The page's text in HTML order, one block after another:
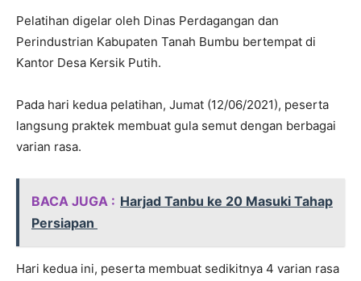
Pelatihan digelar oleh Dinas Perdagangan dan
Perindustrian Kabupaten Tanah Bumbu bertempat di
Kantor Desa Kersik Putih.
Pada hari kedua pelatihan, Jumat (12/06/2021), peserta
langsung praktek membuat gula semut dengan berbagai
varian rasa.
BACA JUGA : Harjad Tanbu ke 20 Masuki Tahap
Persiapan
Hari kedua ini, peserta membuat sedikitnya 4 varian rasa